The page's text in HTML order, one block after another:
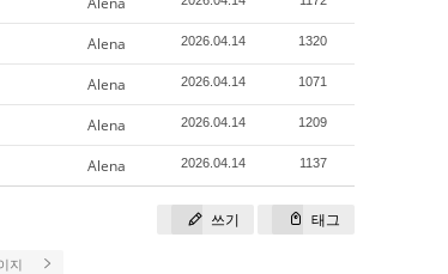
Alena 2026.04.14 1320
Alena 2026.04.14 1071
Alena 2026.04.14 1209
Alena 2026.04.14 1137
쓰기 태그
지